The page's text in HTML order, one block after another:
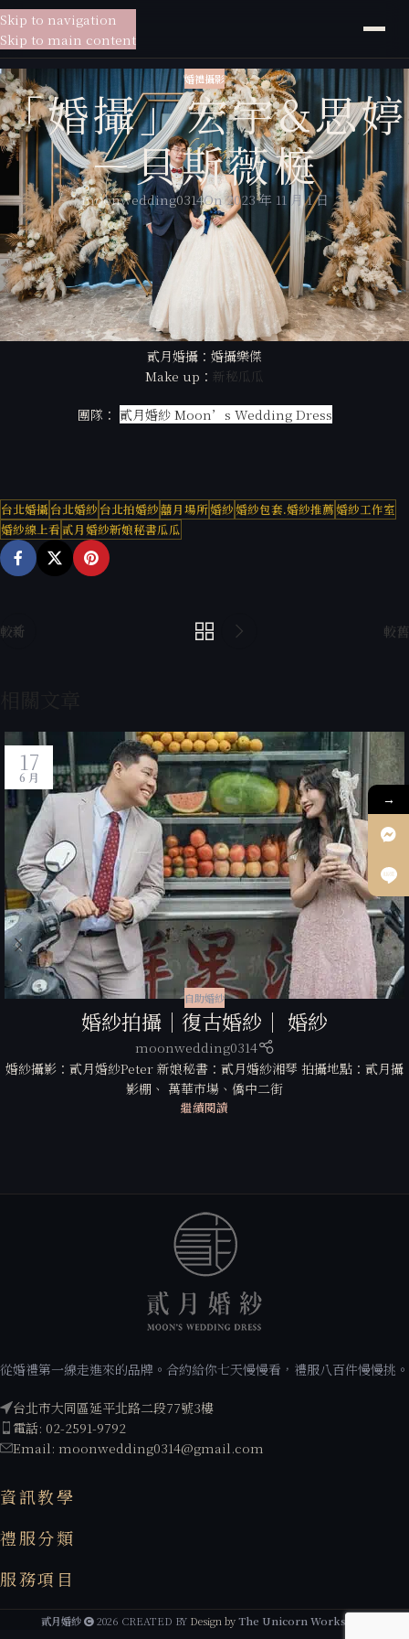
貳月婚紗
Skip to navigation
Skip to main content
婚禮攝影
「婚攝」宏宇&思婷
－貝斯薇榳
moonwedding0314On 2023 年 11 月 1 日
貳月婚紗給你一站式的服務，
從婚紗拍攝到宴客現場，為你量身訂製專屬於你的婚紗包套，
貳月婚紗擁有專業的新秘老師、婚禮攝影師，放心交給貳月婚紗讓你一站
搞定所有婚禮大小事。
貳月婚攝：婚攝樂傑
Make up： 新秘瓜瓜
團隊： 貳月婚紗 Moon’s Wedding Dress
台北婚攝台北婚紗 台北拍婚紗囍月場所婚紗婚紗包套.婚紗推薦婚紗工作室
婚紗線上看貳月婚紗新娘秘書瓜瓜
較新 較舊
17
6 月
自助婚紗
婚紗拍攝｜復古婚紗｜ 婚紗
moonwedding0314
婚紗攝影：貳月婚紗Peter 新娘秘書：貳月婚紗湘琴 拍攝地點：貳月攝
影棚、 萬華市場、僑中二街
繼續閱讀
從婚禮第一線走進來的品牌。合約給你七天慢慢看，禮服八百件慢慢挑。
台北市大同區延平北路二段77號3樓
電話: 02-2591-9792
Email: moonwedding0314@gmail.com
資訊教學
禮服分類
服務項目
貳月婚紗 2026 CREATED BY Design byThe Unicorn Workshop
→